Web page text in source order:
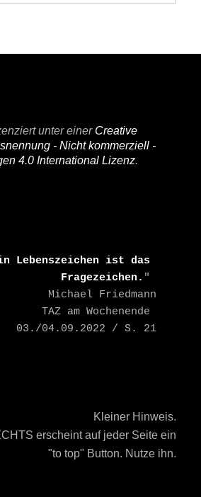
unter einer Creative
- Nicht kommerziell -
4.0 International Lizenz.
Lebenszeichen ist das
Fragezeichen. "
03./04.09.2022 / S. 21
Kleiner Hinweis.
erscheint auf jeder Seite ein
"to top" Button. Nutze ihn.